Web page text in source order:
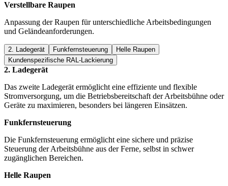
Verstellbare Raupen
Anpassung der Raupen für unterschiedliche Arbeitsbedingungen
und Geländeanforderungen.
2. Ladegerät Funkfernsteuerung
Helle Raupen
Kundenspezifische RAL-Lackierung
2. Ladegerät
Das zweite Ladegerät ermöglicht eine effiziente und flexible
Stromversorgung, um die Betriebsbereitschaft der Arbeitsbühne oder
Geräte zu maximieren, besonders bei längeren Einsätzen.
Funkfernsteuerung
Die Funkfernsteuerung ermöglicht eine sichere und präzise
Steuerung der Arbeitsbühne aus der Ferne, selbst in schwer
zugänglichen Bereichen.
Helle Raupen